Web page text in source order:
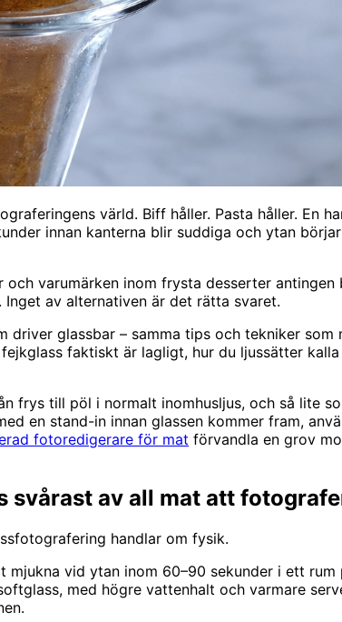
värld. Biff håller. Pasta håller. En
innan kanterna blir suddiga och ytan
varumärken inom frysta desserter
av alternativen är det rätta svaret.
glassbar – samma tips och tekniker
faktiskt är lagligt, hur du ljussätter
frys till pöl i normalt inomhusljus, och så lite
en stand-in innan glassen kommer fram,
fotoredigerare för mat förvandla en grov
svårast av all mat att
handlar om fysik.
vid ytan inom 60–90 sekunder i ett
med högre vattenhalt och varmare